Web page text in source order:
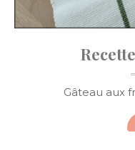
Gâteau aux